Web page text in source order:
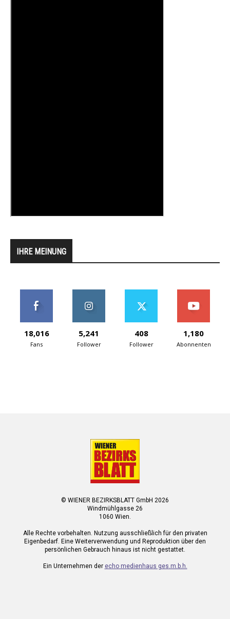
IHRE MEINUNG
18,016
Fans
5,241
Follower
408
Follower
1,180
Abonnenten
© WIENER BEZIRKSBLATT GmbH 2026
Windmühlgasse 26
1060 Wien.
Alle Rechte vorbehalten. Nutzung ausschließlich für den privaten
Eigenbedarf. Eine Weiterverwendung und Reproduktion über den
persönlichen Gebrauch hinaus ist nicht gestattet.
Ein Unternehmen der echo medienhaus ges.m.b.h.